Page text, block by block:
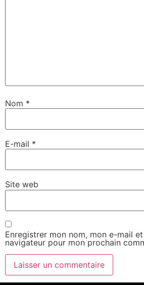
Nom *
E-mail *
Site web
Enregistrer mon nom, mon e-mail
navigateur pour mon prochain